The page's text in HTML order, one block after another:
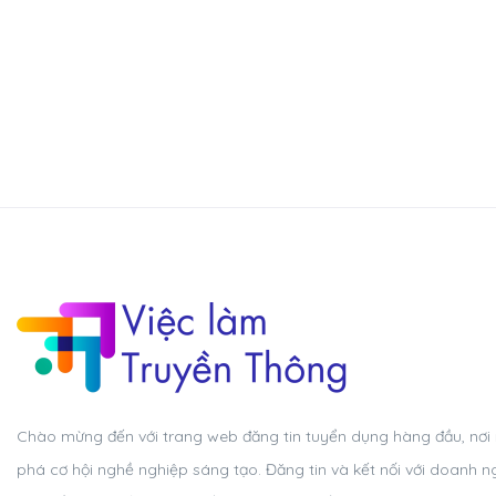
Chào mừng đến với trang web đăng tin tuyển dụng hàng đầu,
phá cơ hội nghề nghiệp sáng tạo. Đăng tin và kết nối với doanh